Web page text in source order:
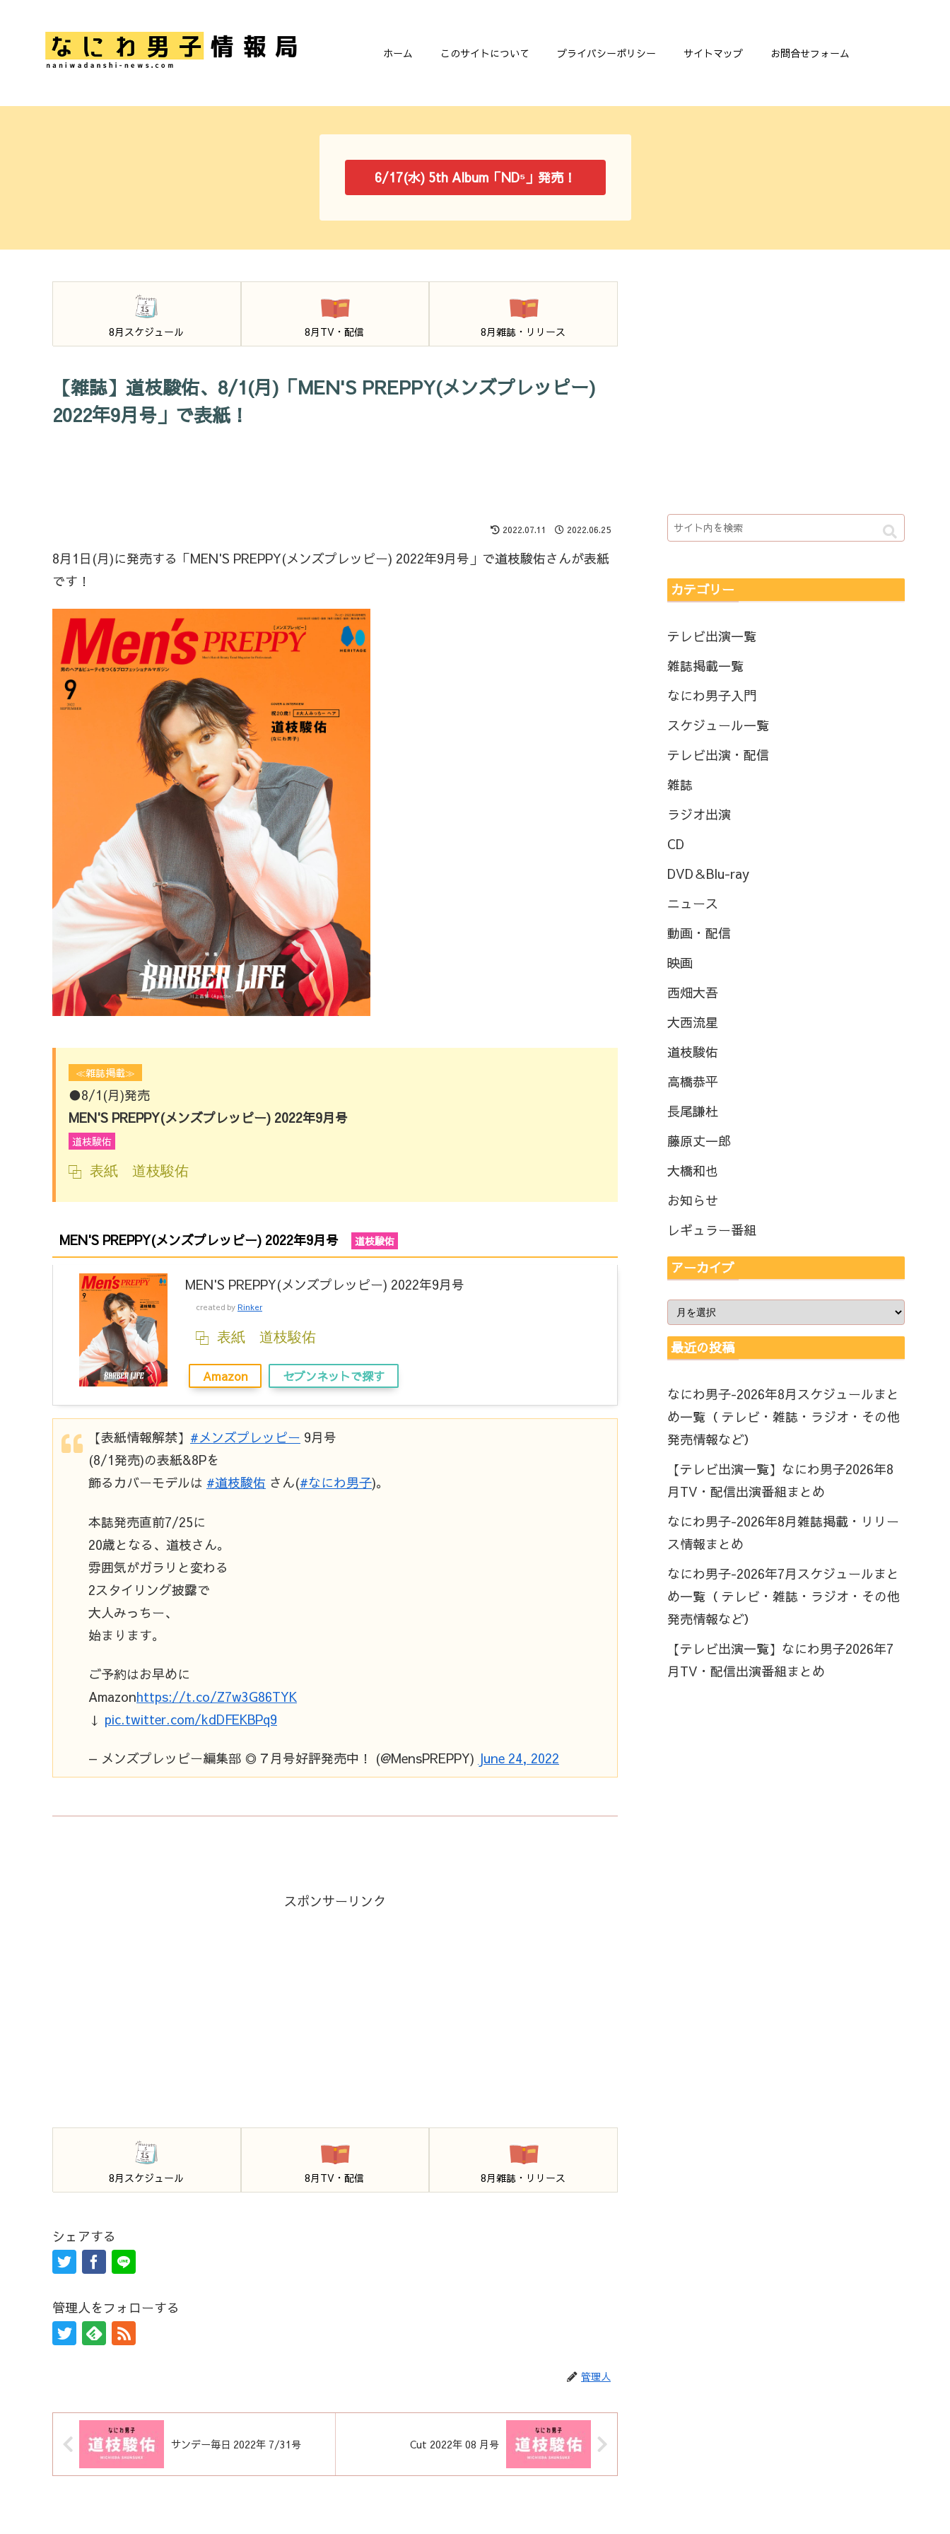
ホーム このサイトについて プライバシーポリシー サイトマップ お問合せフォーム
6/17(水) 5th Album「ND⁵」発売！
8月スケジュール 8月TV・配信 8月雑誌・リリース
【雑誌】道枝駿佑、8/1(月)「MEN'S PREPPY(メンズプレッピー)
2022年9月号」で表紙！
2022.07.11 2022.06.25
8月1日(月)に発売する「MEN'S PREPPY(メンズプレッピー) 2022年9月号」で道枝駿佑さんが表紙
です！
≪雑誌掲載≫
●8/1(月)発売
MEN'S PREPPY(メンズプレッピー) 2022年9月号
道枝駿佑
表紙 道枝駿佑
MEN'S PREPPY(メンズプレッピー) 2022年9月号 道枝駿佑
MEN'S PREPPY(メンズプレッピー) 2022年9月号
created by Rinker
表紙 道枝駿佑
Amazon セブンネットで探す
【表紙情報解禁】 #メンズプレッピー 9月号
(8/1発売)の表紙&8Pを
飾るカバーモデルは #道枝駿佑 さん(#なにわ男子)。
本誌発売直前7/25に
20歳となる、道枝さん。
雰囲気がガラリと変わる
2スタイリング披露で
大人みっちー、
始まります。
ご予約はお早めに
Amazonhttps://t.co/Z7w3G86TYK
↓ pic.twitter.com/kdDFEKBPq9
— メンズプレッピー編集部 ◎７月号好評発売中！ (@MensPREPPY) June 24, 2022
スポンサーリンク
8月スケジュール 8月TV・配信 8月雑誌・リリース
シェアする
管理人をフォローする
管理人
サンデー毎日 2022年 7/31号 Cut 2022年 08 月号
カテゴリー
テレビ出演一覧
雑誌掲載一覧
なにわ男子入門
スケジュール一覧
テレビ出演・配信
雑誌
ラジオ出演
CD
DVD＆Blu-ray
ニュース
動画・配信
映画
西畑大吾
大西流星
道枝駿佑
高橋恭平
長尾謙杜
藤原丈一郎
大橋和也
お知らせ
レギュラー番組
アーカイブ
最近の投稿
なにわ男子-2026年8月スケジュールまと
め一覧（ テレビ・雑誌・ラジオ・その他
発売情報など）
【テレビ出演一覧】なにわ男子2026年8
月TV・配信出演番組まとめ
なにわ男子-2026年8月雑誌掲載・リリー
ス情報まとめ
なにわ男子-2026年7月スケジュールまと
め一覧（ テレビ・雑誌・ラジオ・その他
発売情報など）
【テレビ出演一覧】なにわ男子2026年7
月TV・配信出演番組まとめ